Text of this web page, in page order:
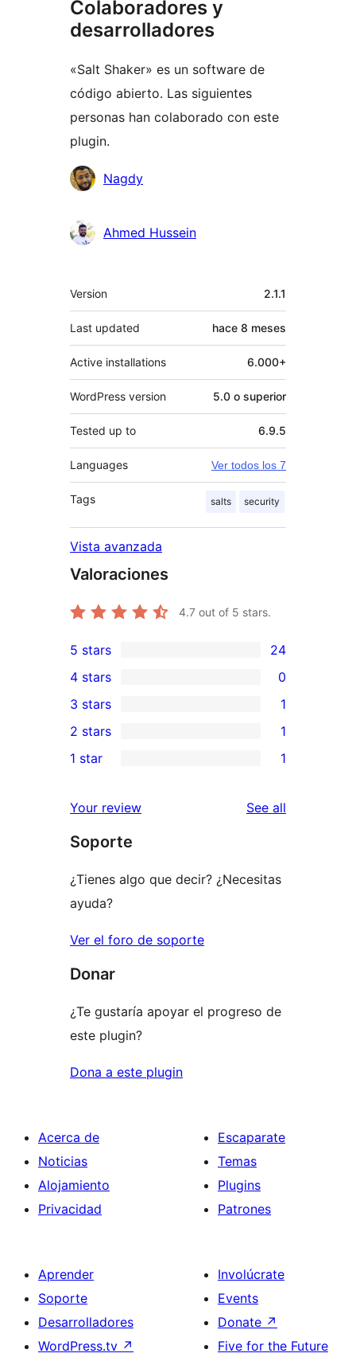
Colaboradores y
desarrolladores
«Salt Shaker» es un software de
código abierto. Las siguientes
personas han colaborado con este
plugin.
Colaboradores
Nagdy
Ahmed Hussein
Meta
Version 2.1.1
Last updated hace 8 meses
Active installations 6.000+
WordPress version 5.0 o superior
Tested up to 6.9.5
Languages Ver todos los 7
Tags salts security
Vista avanzada
Valoraciones
4.7 out of 5 stars.
24
5-
star
reviews
5 stars 24
4-
star
reviews
4 stars 0
1
3-
star
3 stars 1
2-
review
2 stars 1
star
review
1 star 1
Your review See all
Soporte
¿Tienes algo que decir? ¿Necesitas
ayuda?
Ver el foro de soporte
Donar
¿Te gustaría apoyar el progreso de
este plugin?
Dona a este plugin
Acerca de
Noticias
Alojamiento
Privacidad
Escaparate
Temas
Plugins
Patrones
Aprender
Soporte
Desarrolladores
WordPress.tv ↗
Involúcrate
Events
Donate ↗
Five for the Future